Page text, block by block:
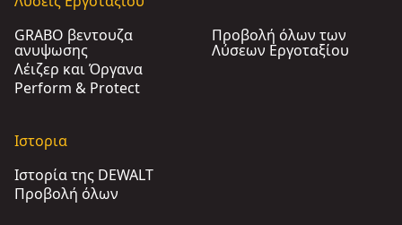
GRABO βεντουζα
ανυψωσης
Λέιζερ και Όργανα
Perform & Protect
Προβολή όλων των
Λύσεων Εργοταξίου
Ιστορια
Ιστορία της DEWALT
Προβολή όλων